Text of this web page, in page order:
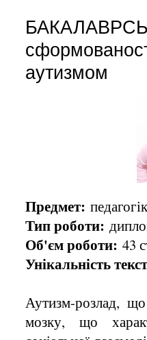
аутизмом
Предмет:
Тип роботи:
Об'єм роботи: 43
Унікальність
Аутизм-розлад,
мозку, що